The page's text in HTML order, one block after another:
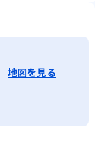
地図を見る